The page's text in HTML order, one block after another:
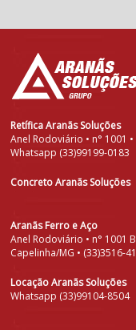
Retífica Aranãs Soluções
Anel Rodoviário • n° 1001
Whatsapp (33)99199-0183
Concreto Aranãs Soluções
Aranãs Ferro e Aço
Anel Rodoviário • n° 1001
Capelinha/MG • (33)3516-
Locação Aranãs Soluções
Whatsapp (33)99104-8504